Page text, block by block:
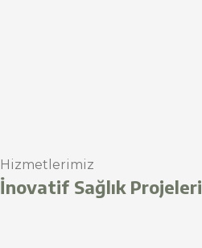
Hizmetlerimiz
İnovatif Sağlık Projeleri